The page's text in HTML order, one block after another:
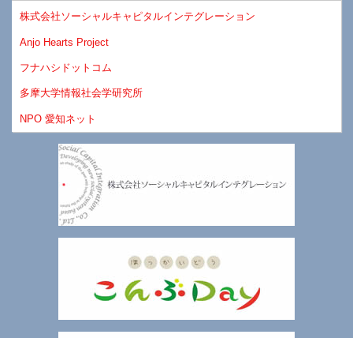
株式会社ソーシャルキャピタルインテグレーション
Anjo Hearts Project
フナハシドットコム
多摩大学情報社会学研究所
NPO 愛知ネット